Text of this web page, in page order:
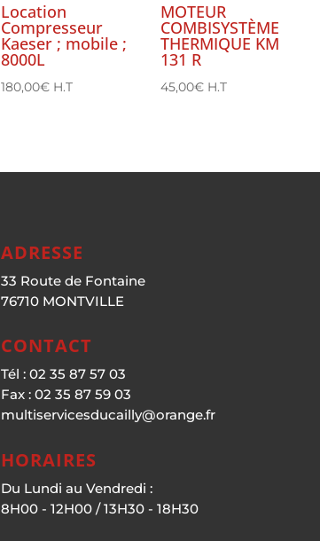
Location
Compresseur
Kaeser ; mobile ;
8000L
180,00€ H.T
MOTEUR
COMBISYSTÈME
THERMIQUE KM
131 R
45,00€ H.T
ADRESSE
33 Route de Fontaine
76710 MONTVILLE
CONTACT
Tél : 02 35 87 57 03
Fax : 02 35 87 59 03
multiservicesducailly@orange.fr
HORAIRES
Du Lundi au Vendredi :
8H00 - 12H00 / 13H30 - 18H30